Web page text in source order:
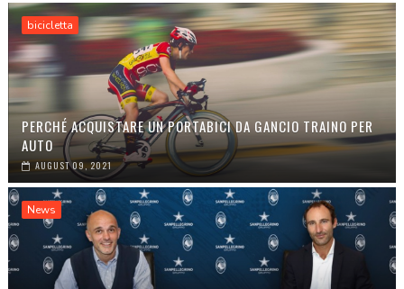
bicicletta
PERCHÉ ACQUISTARE UN PORTABICI DA GANCIO TRAINO PER
AUTO
AUGUST 09, 2021
News